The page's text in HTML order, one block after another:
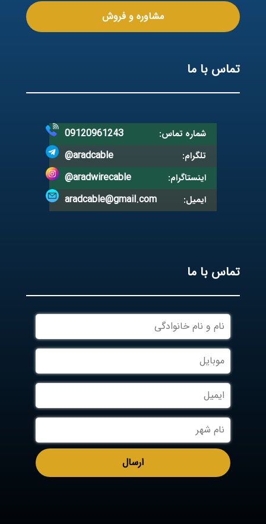
مشاوره و فروش
تماس با ما
شماره تماس: 09120961243
تلگرام: @aradcable
اینستاگرام: @aradwirecable
ایمیل: aradcable@gmail.com
تماس با ما